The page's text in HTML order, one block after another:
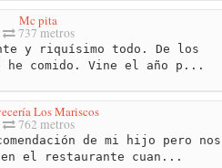
Mc pita
737 metros
y riquísimo todo. De los
he comido. Vine el año p...
Los Mariscos
762 metros
de mi hijo pero nos
en el restaurante cuan...